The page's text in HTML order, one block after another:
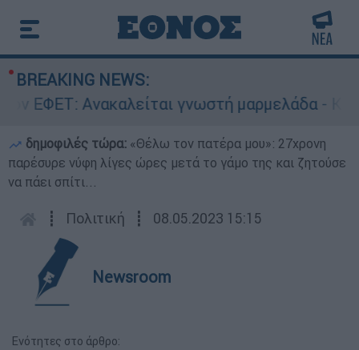
BREAKING NEWS:
γνωστή μαρμελάδα - Κίνδυνος
δημοφιλές τώρα: «Θέλω τον πατέρα μου»: 27χρονη
παρέσυρε νύφη λίγες ώρες μετά το γάμο της και ζητούσε
να πάει σπίτι...
┋ Πολιτική ┋ 08.05.2023 15:15
Newsroom
Ενότητες στο άρθρο: